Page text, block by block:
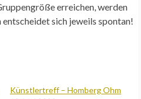
erreichen, werden
sich jeweils spontan!
Künstlertreff – Homberg Ohm